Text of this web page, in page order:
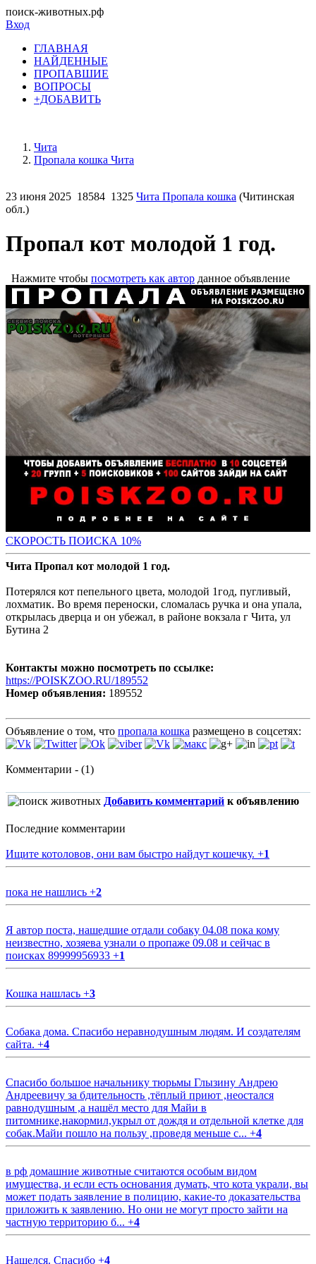
поиск-животных.рф
Вход
ГЛАВНАЯ
НАЙДЕННЫЕ
ПРОПАВШИЕ
ВОПРОСЫ
+ДОБАВИТЬ
Чита
Пропала кошка Чита
23 июня 2025 18584 1325 Чита Пропала кошка (Читинская
обл.)
Пропал кот молодой 1 год.
Нажмите чтобы посмотреть как автор данное объявление
СКОРОСТЬ ПОИСКА 10%
Чита Пропал кот молодой 1 год.
Потерялся кот пепельного цвета, молодой 1год, пугливый,
лохматик. Во время переноски, сломалась ручка и она упала,
открылась дверца и он убежал, в районе вокзала г Чита, ул
Бутина 2
Контакты можно посмотреть по ссылке:
https://POISKZOO.RU/189552
Номер объявления: 189552
Объявление о том, что пропала кошка размещено в соцсетях:
Комментарии - (1)
Добавить комментарий к объявлению
Последние комментарии
Ищите котоловов, они вам быстро найдут кошечку. +1
пока не нашлись +2
Я автор поста, нашедшие отдали собаку 04.08 пока кому
неизвестно, хозяева узнали о пропаже 09.08 и сейчас в
поисках 89999956933 +1
Кошка нашлась +3
Собака дома. Спасибо неравнодушным людям. И создателям
сайта. +4
Спасибо большое начальнику тюрьмы Глызину Андрею
Андреевичу за бдительность ,тёплый приют ,неостался
равнодушным ,а нашёл место для Майи в
питомнике,накормил,укрыл от дождя и отдельной клетке для
собак.Майи пошло на пользу ,проведя меньше с... +4
в рф домашние животные считаются особым видом
имущества, и если есть основания думать, что кота украли, вы
может подать заявление в полицию, какие-то доказательства
приложить к заявлению. Но они не могут просто зайти на
частную территорию б... +4
Нашелся. Спасибо +4